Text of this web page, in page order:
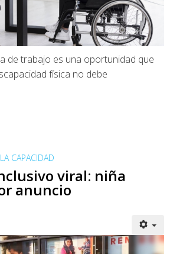
de trabajo es una oportunidad que
física no debe
CAPACIDAD
viral: niña
anuncio